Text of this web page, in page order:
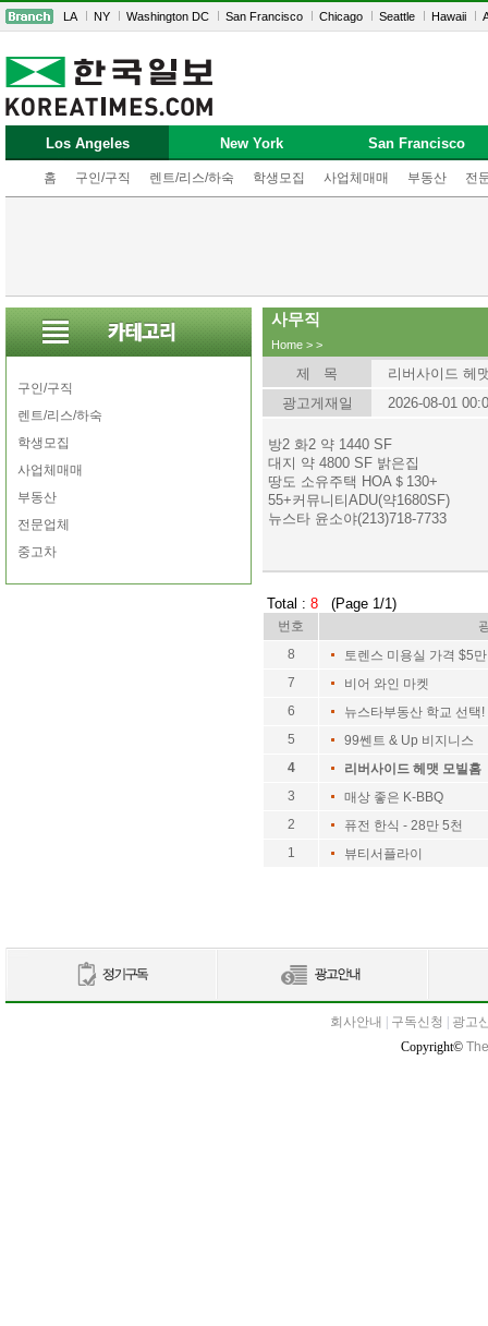
LA NY Washington DC San Francisco Chicago Seattle Hawaii
Los Angeles
홈 구인/구직 렌트/리스/하숙 학생모집 사업체매매 부동산 전
New York San Francisco
구인/구직
렌트/리스/하숙
학생모집
사업체매매
부동산
전문업체
중고차
사무직
Home > >
제 목
리버사이드 헤
광고게재일
2026-08-01
방2 화2 약 1440 SF
대지 약 4800 SF 밝은집
땅도 소유주택 HOA＄130+
55+커뮤니티ADU(약1680SF)
뉴스타 윤소야(213)718-7733
Total : 8 (Page 1/1)
번호
8
토렌스 미용실 가격 $5만
7
비어 와인 마켓
6
뉴스타부동산 학교 선택!
5
99쎈트 & Up 비지니스
4
리버사이드 헤맷 모빌홈
3
매상 좋은 K-BBQ
2
퓨전 한식 - 28만 5천
1
뷰티서플라이
회사안내 구독신청
광고
Copyright©